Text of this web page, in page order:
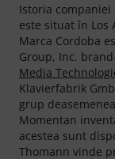
Istoria companiei
este situat în Los
Marca Cordoba
Group, Inc.
Media
Klavierfabrik
grup
Momentan
acestea sunt
Thomann vinde